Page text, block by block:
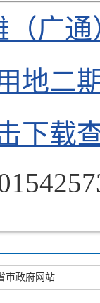
（广
地二
下载
市政府网站